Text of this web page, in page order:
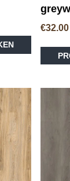
product
Deze
kan
€32.00